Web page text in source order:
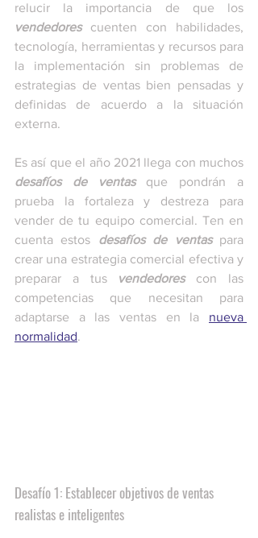
vendedores cuenten con habilidades,
tecnología, herramientas y recursos para
la implementación sin problemas de
estrategias de ventas bien pensadas y
definidas de acuerdo a la situación
externa.
desafíos de ventas que pondrán a
prueba la fortaleza y destreza para
vender de tu equipo comercial. Ten en
cuenta estos desafíos de ventas para
crear una estrategia comercial efectiva y
preparar a tus vendedores con las
competencias que necesitan para
adaptarse a las ventas en la nueva
normalidad.
Desafío 1: Establecer objetivos de ventas
realistas e inteligentes